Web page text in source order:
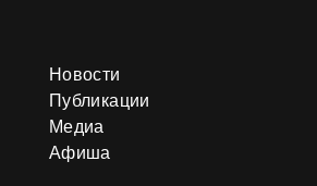
Новости
Публикации
Медиа
Афиша